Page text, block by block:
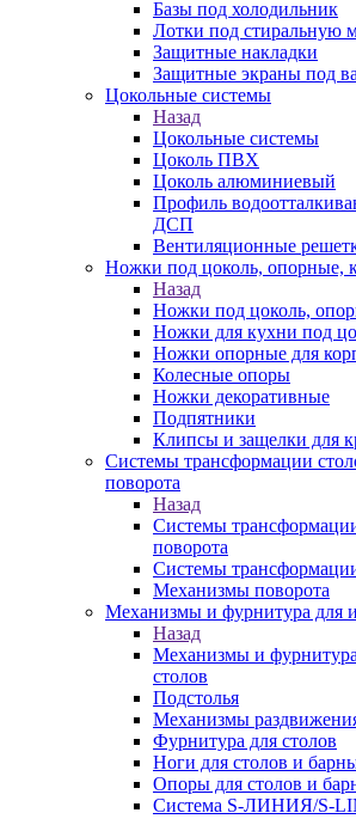
Базы под холодильник
Лотки под стиральную
Защитные накладки
Защитные экраны под
Цокольные системы
Назад
Цокольные системы
Цоколь ПВХ
Цоколь алюминиевый
Профиль
ДСП
Вентиляционные
Ножки под цоколь, опорные,
Назад
Ножки под цоколь,
Ножки для кухни под
Ножки опорные для
Колесные опоры
Ножки декоративные
Подпятники
Клипсы и защелки для
Системы трансформации
поворота
Назад
Системы
поворота
Системы
Механизмы поворота
Механизмы и фурнитура для
Назад
Механизмы и
столов
Подстолья
Механизмы
Фурнитура для столов
Ноги для столов и
Опоры для столов и
Система S-ЛИНИЯ/S-